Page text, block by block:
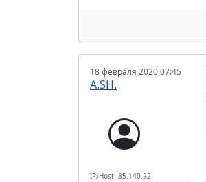
18 февраля 2020 07:45
A.SH.
IP/Host: 85.140.22.---